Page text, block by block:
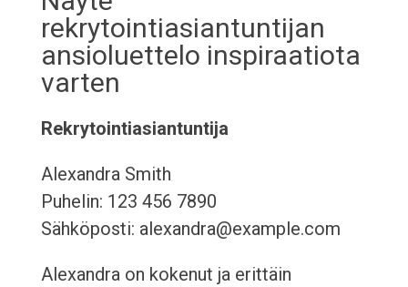
rekrytointiasiantuntijan
ansioluettelo inspiraatiota
varten
Rekrytointiasiantuntija
Alexandra Smith
Puhelin: 123 456 7890
Sähköposti: alexandra@example.com
Alexandra on kokenut ja erittäin